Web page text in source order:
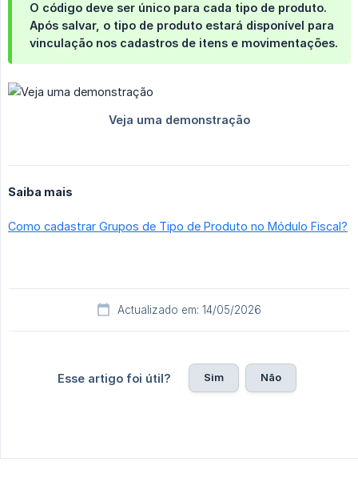
O código deve ser único para cada tipo de produto.
Após salvar, o tipo de produto estará disponível para
vinculação nos cadastros de itens e movimentações.
Saiba mais
Como cadastrar Grupos de Tipo de Produto no Módulo Fiscal?
Actualizado em: 14/05/2026
Esse artigo foi útil? Sim Não